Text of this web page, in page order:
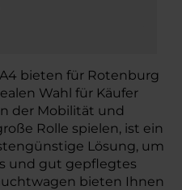
bieten für Rotenburg
Wahl für Käufer
der Mobilität und
Rolle spielen, ist ein
Lösung, um
und gut gepflegtes
bieten Ihnen